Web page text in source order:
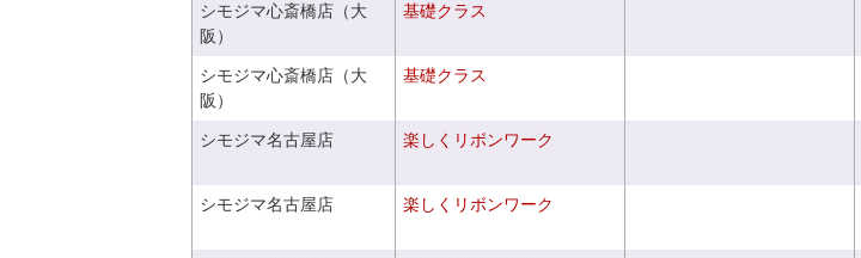
シモジマ心斎橋店（大
阪）
基礎クラス
シモジマ心斎橋店（大
阪）
基礎クラス
シモジマ名古屋店 楽しくリボンワーク
シモジマ名古屋店 楽しくリボンワーク